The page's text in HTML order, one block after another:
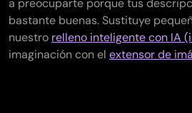
bastante buenas. Sustituye
nuestro relleno inteligente con IA
imaginación con el extensor de